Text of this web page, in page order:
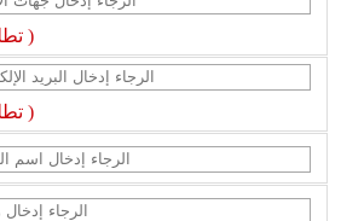
(* تطلب )
(* تطلب )